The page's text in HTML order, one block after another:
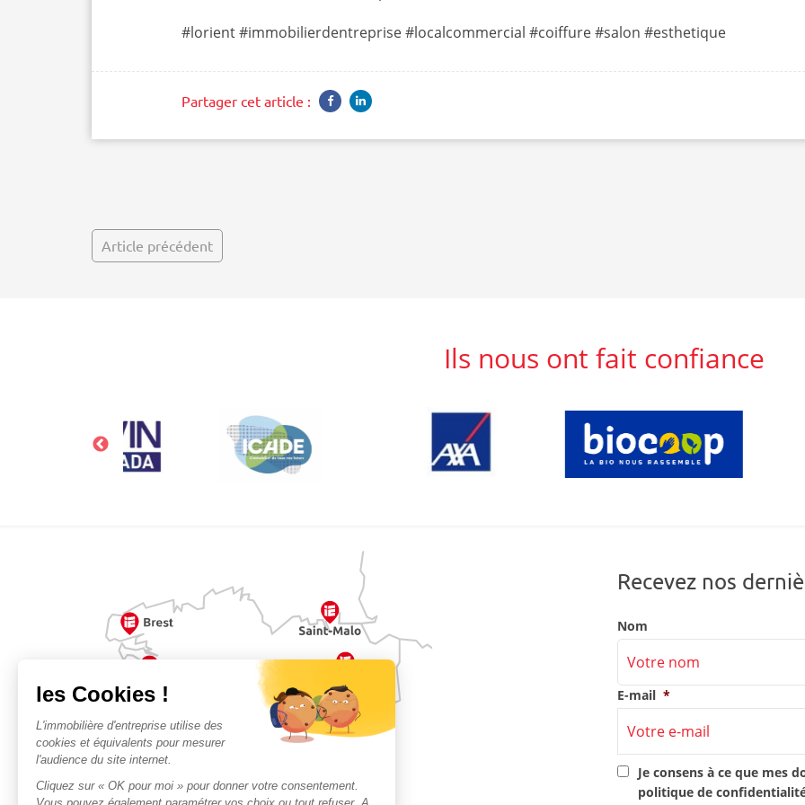
#lorient #immobilierdentreprise #localcommercial #coiffure #salon #esthetique
Partager cet article :
Article précédent
Ils nous ont fait confiance
Recevez nos
Nom
E-mail *
RGPD
Je consens à ce que mes
politique de